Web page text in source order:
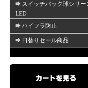
スイッチバック球シリー
LED
ハイフラ防止
日替りセール商品